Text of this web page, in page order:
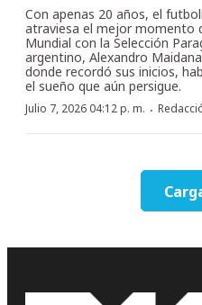
Con apenas 20 años, el
atraviesa el mejor momento
Mundial con la Selección
argentino, Alexandro
donde recordó sus inicios,
el sueño que aún persigue.
Julio 7, 2026 04:12 p. m. ·